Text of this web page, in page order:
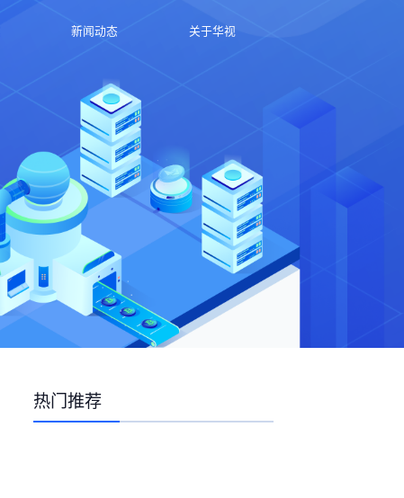
新闻动态 关于华视
热门推荐